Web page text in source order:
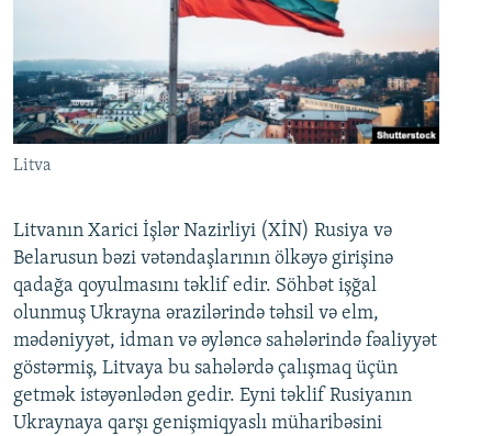
Litva
Litvanın Xarici İşlər Nazirliyi (XİN) Rusiya və
Belarusun bəzi vətəndaşlarının ölkəyə girişinə
qadağa qoyulmasını təklif edir. Söhbət işğal
olunmuş Ukrayna ərazilərində təhsil və elm,
mədəniyyət, idman və əyləncə sahələrində fəaliyyət
göstərmiş, Litvaya bu sahələrdə çalışmaq üçün
getmək istəyənlədən gedir. Eyni təklif Rusiyanın
Ukraynaya qarşı genişmiqyaslı müharibəsini